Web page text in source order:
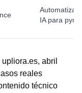
IA para
abril
reales
técnico